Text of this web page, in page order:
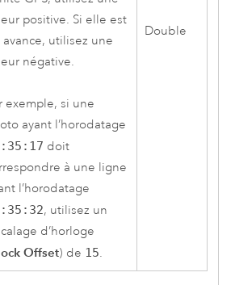
positive. Si elle est
avance, utilisez une
négative.
exemple, si une
ayant l’horodatage
doit
à une ligne
l’horodatage
, utilisez un
d’horloge
Offset) de 15.
Double